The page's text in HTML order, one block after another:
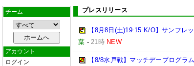
チーム
アカウント
ログイン
プレスリリース
【8月8日(土)19:15 K/O】サンフレ
葉 -21時 NEW
【8/8水戸戦】マッチデープログラ